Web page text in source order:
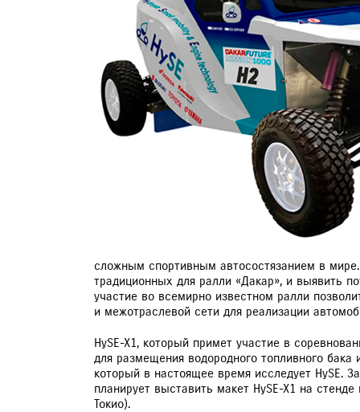
СЛЕСАРНЫЙ РЕМОНТ
КОМПЬЮТЕРНАЯ ДИАГНОСТИКА
ЗАПИСЬ НА ТО
сложным спортивным автосостязанием в
традиционных для ралли «Дакар», и выявить
участие во всемирно известном ралли
и межотраслевой сети для реализации
HySE-X1, который примет участие в
для размещения водородного топливного
который в настоящее время исследует HySE.
планирует выставить макет HySE-X1 на
Токио).